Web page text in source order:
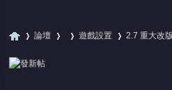
論壇 遊戲設置 2.7 重大改